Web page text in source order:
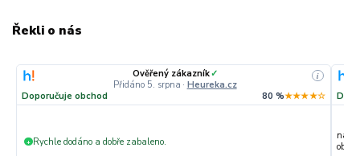
Řekli o nás
Ověřený zákazník✓
Přidáno 5. srpna · Heureka.cz
i
Doporučuje obchod 80 %★★★★☆
+ Rychle dodáno a dobře zabaleno.